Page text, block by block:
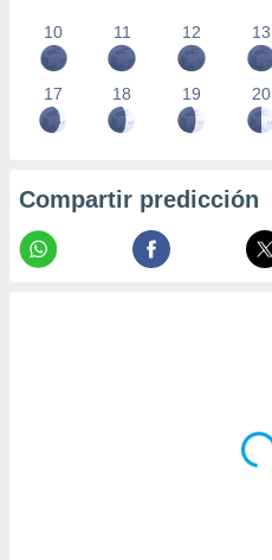
10 11 12 13
17 18 19 20
Compartir predicción